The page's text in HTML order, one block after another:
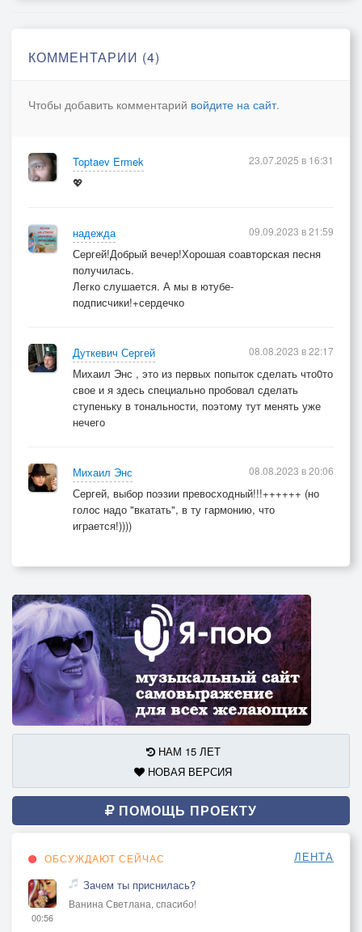
КОММЕНТАРИИ (4)
Чтобы добавить комментарий войдите на сайт.
Toptaev Ermek
💖
23.07.2025 в 16:31
надежда
Сергей!Добрый вечер!Хорошая соавторская песня
получилась.
Легко слушается. А мы в ютубе-
подписчики!+сердечко
09.09.2023 в 21:59
Дуткевич Сергей
Михаил Энс , это из первых попыток сделать что0то
свое и я здесь специально пробовал сделать
ступеньку в тональности, поэтому тут менять уже
нечего
08.08.2023 в 22:17
Михаил Энс
Сергей, выбор поэзии превосходный!!!++++++ (но
голос надо "вкатать", в ту гармонию, что
играется!))))
08.08.2023 в 20:06
НАМ 15 ЛЕТ
НОВАЯ ВЕРСИЯ
ПОМОЩЬ ПРОЕКТУ
ОБСУЖДАЮТ СЕЙЧАС ЛЕНТА
00:56
Зачем ты приснилась?
Ванина Светлана, спасибо!